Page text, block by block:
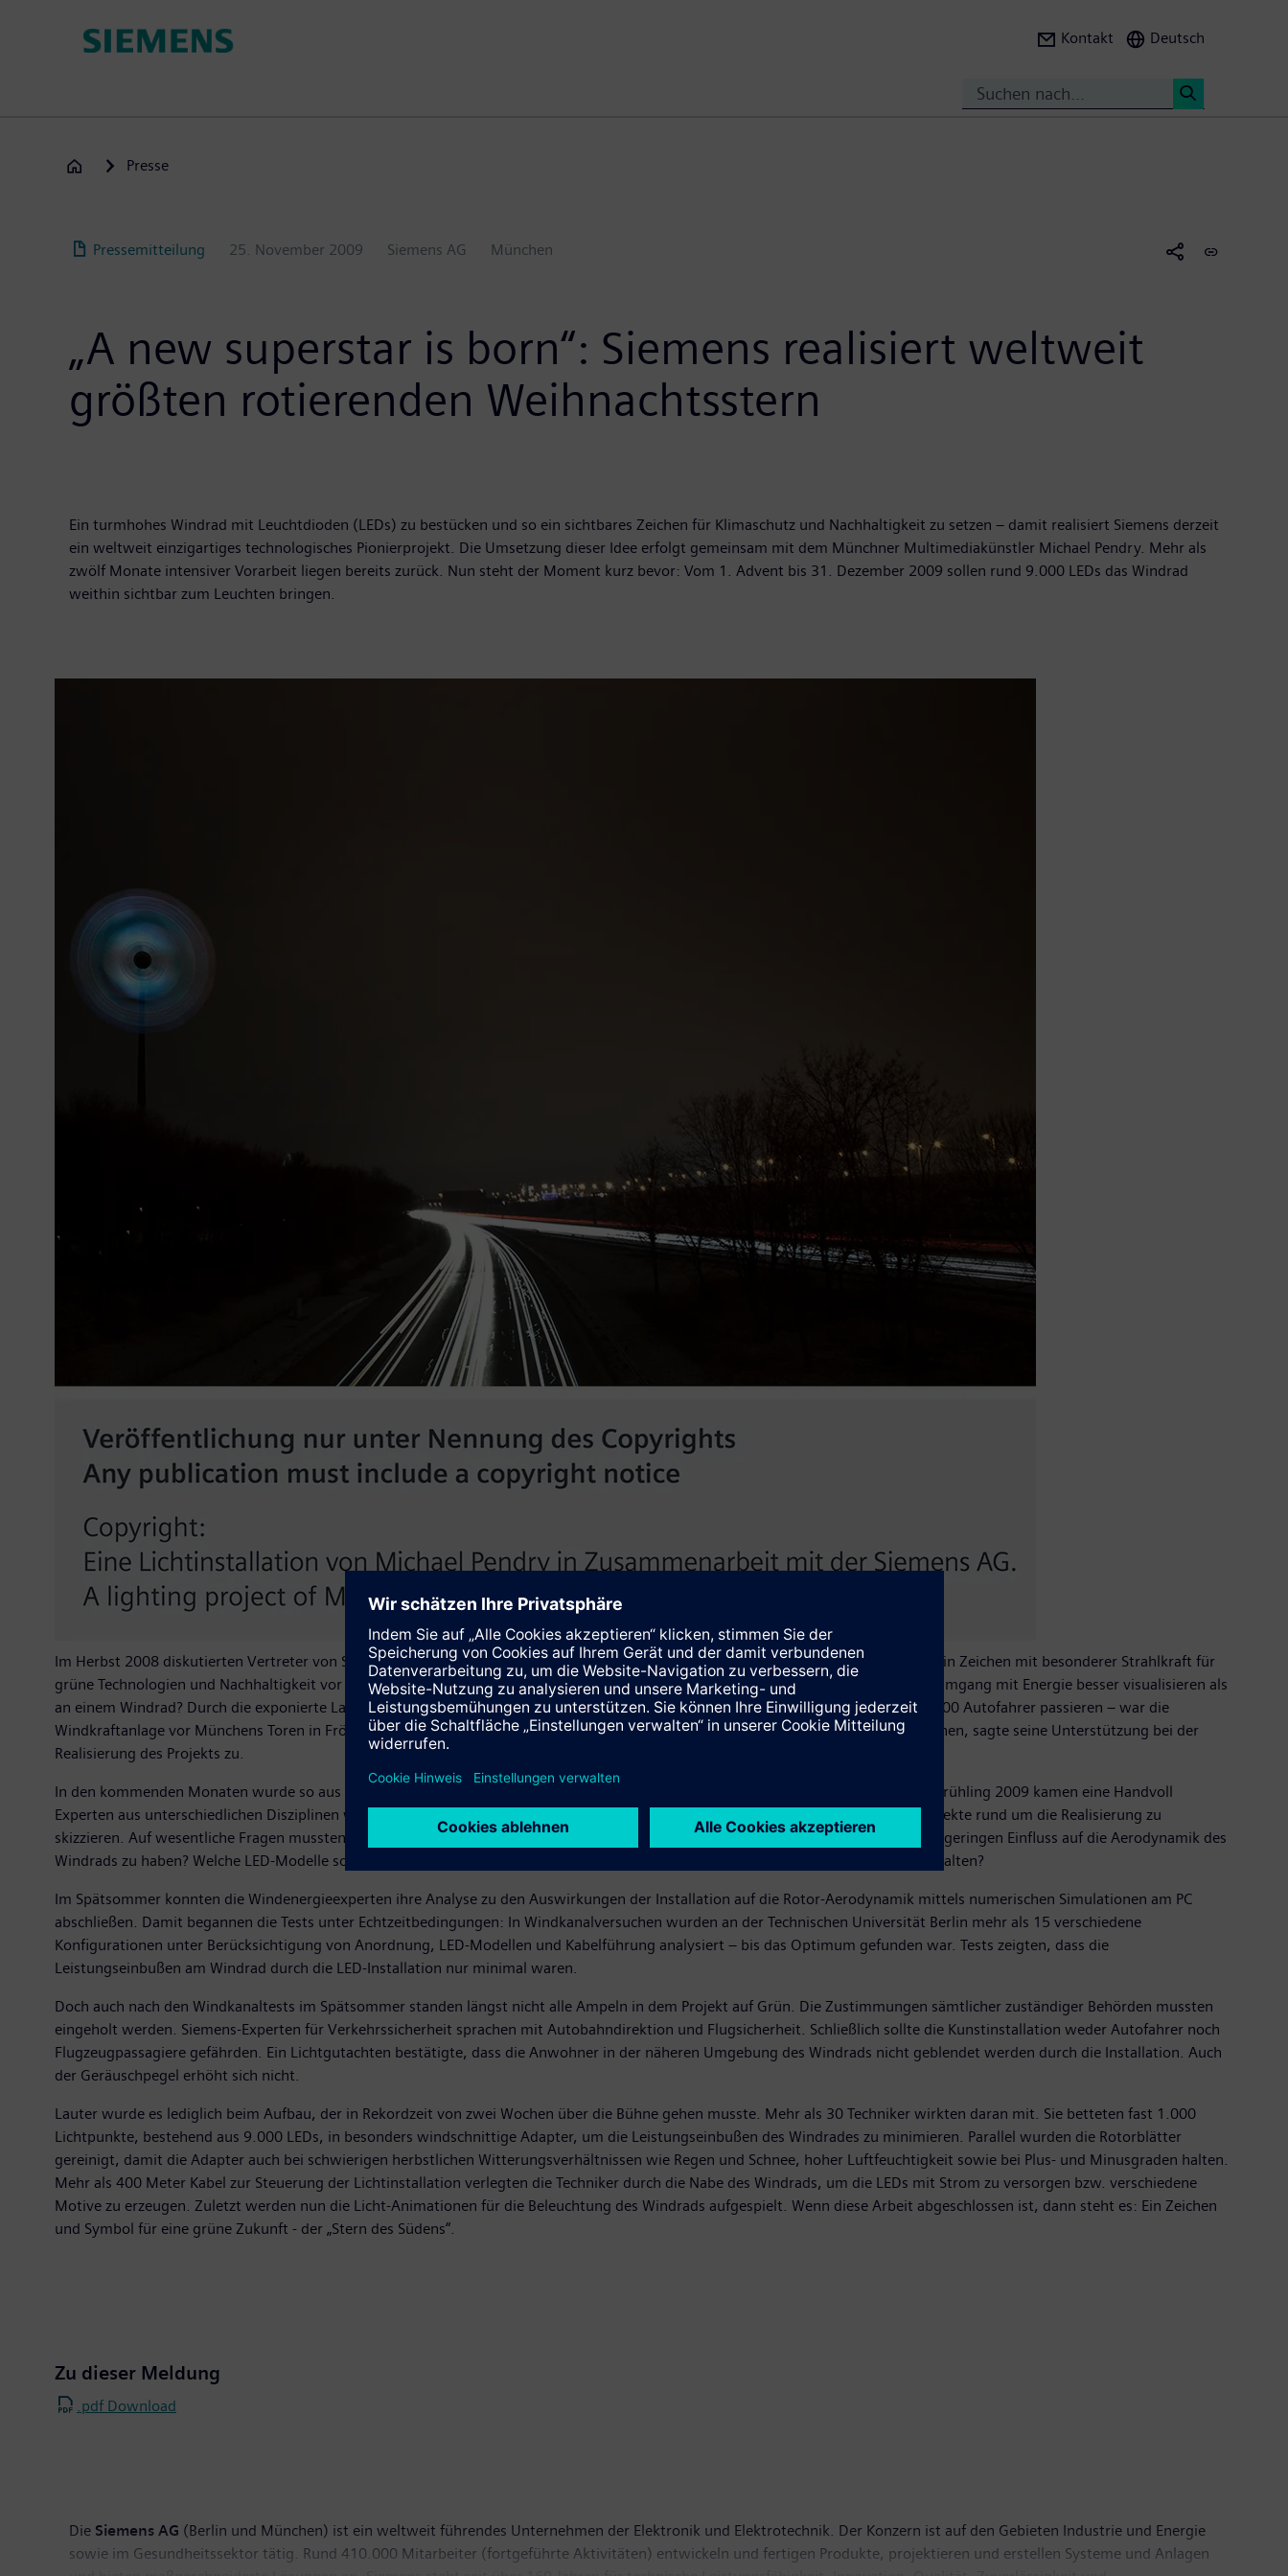
Kontakt Deutsch
Presse
Pressemitteilung 25. November 2009 Siemens AG München
„A new superstar is born“: Siemens realisiert weltweit
größten rotierenden Weihnachtsstern
Ein turmhohes Windrad mit Leuchtdioden (LEDs) zu bestücken und so ein sichtbares Zeichen für Klimaschutz und Nachhaltigkeit zu setzen – damit realisiert Siemens derzeit
ein weltweit einzigartiges technologisches Pionierprojekt. Die Umsetzung dieser Idee erfolgt gemeinsam mit dem Münchner Multimediakünstler Michael Pendry. Mehr als
zwölf Monate intensiver Vorarbeit liegen bereits zurück. Nun steht der Moment kurz bevor: Vom 1. Advent bis 31. Dezember 2009 sollen rund 9.000 LEDs das Windrad
weithin sichtbar zum Leuchten bringen.
Im Herbst 2008 diskutierten Vertreter von Siemens und der Münchner Multimediakünstler Michael Pendry erstmals den Gedanken, ein Zeichen mit besonderer Strahlkraft für
grüne Technologien und Nachhaltigkeit vor dem Weltklimagipfel in Kopenhagen zu schaffen. Und wo könnte man den nachhaltigen Umgang mit Energie besser visualisieren als
an einem Windrad? Durch die exponierte Lage an der Autobahn A9 – einer Münchner Hauptverkehrsader, die täglich weit über 150.000 Autofahrer passieren – war die
Windkraftanlage vor Münchens Toren in Fröttmaning von Anfang an im Gespräch. Der Betreiber des Windrads, die Stadtwerke München, sagte seine Unterstützung bei der
Realisierung des Projekts zu.
In den kommenden Monaten wurde so aus der Idee Wirklichkeit. Dabei lag der Fokus zunächst auf der technischen Machbarkeit. Im Frühling 2009 kamen eine Handvoll
Experten aus unterschiedlichen Disziplinen wie Windenergie, Aerodynamik, Beleuchtungs- oder Klebetechnik zusammen, um alle Aspekte rund um die Realisierung zu
skizzieren. Auf wesentliche Fragen mussten Antworten gefunden werden: Wie sollten die LEDs angeordnet sein, um einen möglichst geringen Einfluss auf die Aerodynamik des
Windrads zu haben? Welche LED-Modelle sollten verwendet, welche Klebstoffe genutzt werden, damit die LEDs bei jeder Witterung halten?
Im Spätsommer konnten die Windenergieexperten ihre Analyse zu den Auswirkungen der Installation auf die Rotor-Aerodynamik mittels numerischen Simulationen am PC
abschließen. Damit begannen die Tests unter Echtzeitbedingungen: In Windkanalversuchen wurden an der Technischen Universität Berlin mehr als 15 verschiedene
Konfigurationen unter Berücksichtigung von Anordnung, LED-Modellen und Kabelführung analysiert – bis das Optimum gefunden war. Tests zeigten, dass die
Leistungseinbußen am Windrad durch die LED-Installation nur minimal waren.
Doch auch nach den Windkanaltests im Spätsommer standen längst nicht alle Ampeln in dem Projekt auf Grün. Die Zustimmungen sämtlicher zuständiger Behörden mussten
eingeholt werden. Siemens-Experten für Verkehrssicherheit sprachen mit Autobahndirektion und Flugsicherheit. Schließlich sollte die Kunstinstallation weder Autofahrer noch
Flugzeugpassagiere gefährden. Ein Lichtgutachten bestätigte, dass die Anwohner in der näheren Umgebung des Windrads nicht geblendet werden durch die Installation. Auch
der Geräuschpegel erhöht sich nicht.
Lauter wurde es lediglich beim Aufbau, der in Rekordzeit von zwei Wochen über die Bühne gehen musste. Mehr als 30 Techniker wirkten daran mit. Sie betteten fast 1.000
Lichtpunkte, bestehend aus 9.000 LEDs, in besonders windschnittige Adapter, um die Leistungseinbußen des Windrades zu minimieren. Parallel wurden die Rotorblätter
gereinigt, damit die Adapter auch bei schwierigen herbstlichen Witterungsverhältnissen wie Regen und Schnee, hoher Luftfeuchtigkeit sowie bei Plus- und Minusgraden halten.
Mehr als 400 Meter Kabel zur Steuerung der Lichtinstallation verlegten die Techniker durch die Nabe des Windrads, um die LEDs mit Strom zu versorgen bzw. verschiedene
Motive zu erzeugen. Zuletzt werden nun die Licht-Animationen für die Beleuchtung des Windrads aufgespielt. Wenn diese Arbeit abgeschlossen ist, dann steht es: Ein Zeichen
und Symbol für eine grüne Zukunft - der „Stern des Südens“.
Zu dieser Meldung
.pdf Download
Die Siemens AG (Berlin und München) ist ein weltweit führendes Unternehmen der Elektronik und Elektrotechnik. Der Konzern ist auf den Gebieten Industrie und Energie
sowie im Gesundheitssektor tätig. Rund 410.000 Mitarbeiter (fortgeführte Aktivitäten) entwickeln und fertigen Produkte, projektieren und erstellen Systeme und Anlagen